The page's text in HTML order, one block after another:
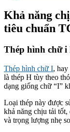
Khả năng
tiêu chuẩn
Thép hình chữ i
Thép hình chữ I, hay
là thép H tùy theo
dạng giống chữ “I”
Loại thép này được
khả năng chịu tải tốt,
và trọng lượng nhẹ